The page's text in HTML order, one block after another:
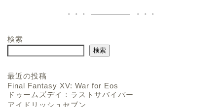
検索
検索
最近の投稿
Final Fantasy XV: War for Eos
ドゥームズデイ：ラストサバイバー
アイドリッシュセブン